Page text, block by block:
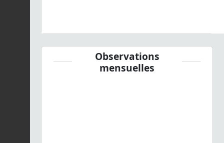
Observations
mensuelles